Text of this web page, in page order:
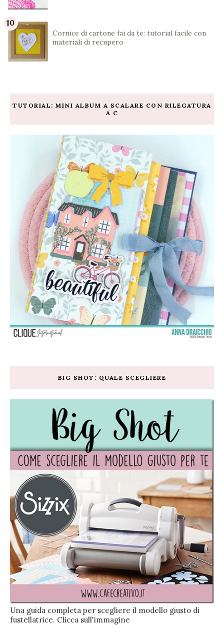
Cornice di cartone fai da te: tutorial facile con
materiali di recupero
TUTORIAL: MINI ALBUM A SCALARE CON RILEGATURA
A C
BIG SHOT: QUALE SCEGLIERE
Una guida completa per scegliere il modello giusto di
fustellatrice. Clicca sull'immagine